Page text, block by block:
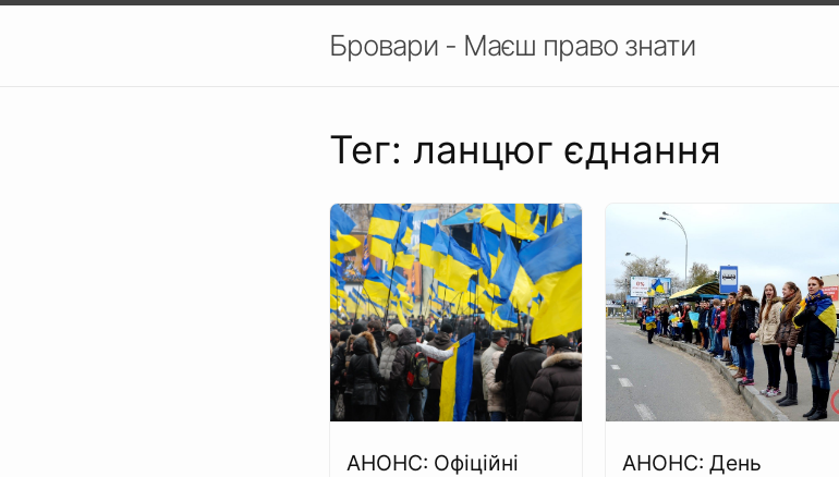
Бровари - Маєш право знати
Тег: ланцюг єднання
АНОНС: Офіційні
АНОНС: День